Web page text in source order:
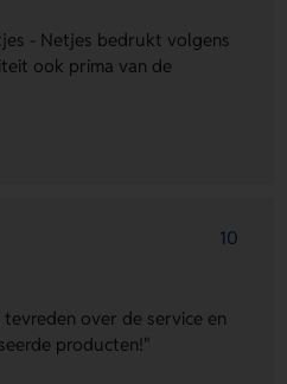
- Netjes bedrukt volgens
ook prima van de
10
over de service en
producten!"